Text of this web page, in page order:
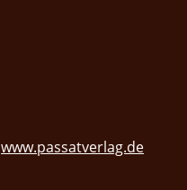
www.passatverlag.de